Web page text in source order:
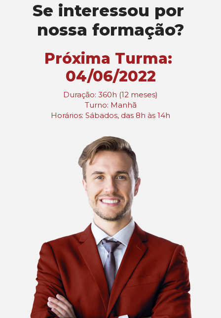
Se interessou por
nossa formação?
Próxima Turma:
04/06/2022
Duração: 360h (12 meses)
Turno: Manhã
Horários: Sábados, das 8h às 14h